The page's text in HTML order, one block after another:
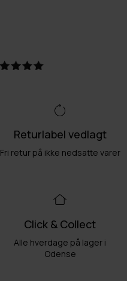
Returlabel vedlagt
Fri retur på ikke nedsatte varer
Click & Collect
Alle hverdage på lager i
Odense